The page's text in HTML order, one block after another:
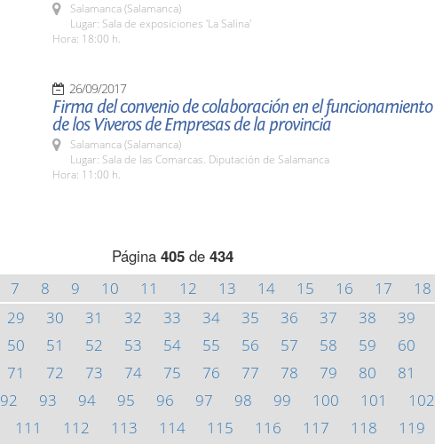
Salamanca (Salamanca)
Lugar: Sala de exposiciones 'La Salina'
Hora: 18:00 h.
26/09/2017
Firma del convenio de colaboración en el funcionamiento
de los Viveros de Empresas de la provincia
Salamanca (Salamanca)
Lugar: Sala de las Comarcas. Diputación de Salamanca
Hora: 11:00 h.
Página 405de 434
7 8 9 10 11 12 13 14 15 16 17 18
29 30 31 32 33 34 35 36 37 38 39
50 51 52 53 54 55 56 57 58 59 60
71 72 73 74 75 76 77 78 79 80 81
92 93 94 95 96 97 98 99 100 101 102
111 112 113 114 115 116 117 118 119